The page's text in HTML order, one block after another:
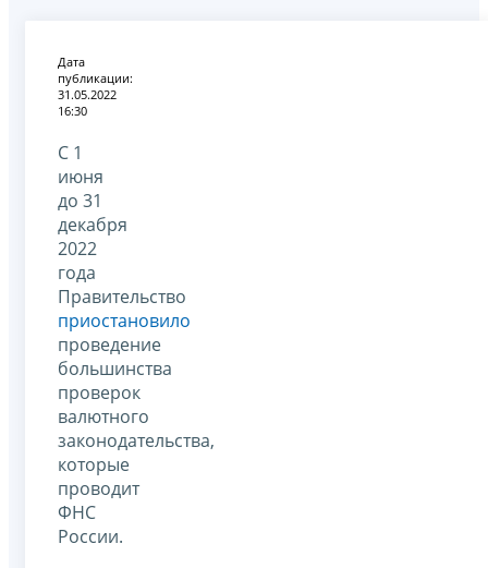
Дата
публикации:
31.05.2022
16:30
С 1
июня
до 31
декабря
2022
года
Правительство
приостановило
проведение
большинства
проверок
валютного
законодательства,
которые
проводит
ФНС
России.